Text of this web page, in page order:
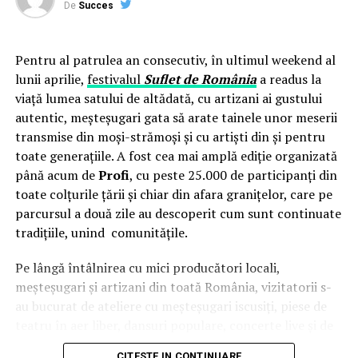
lipsește sau este insuficientă, iar soluțiile clasice de alimentare —
Centrala fotovoltaică fixă, ca alternativă, presupune un parcurs
birocratic de minimum șase luni — autorizație de construcție,
racord la rețea, aviz ANRE — și o instalare permanentă într-o
singură locație, în contradicție cu specificul șantierelor mobile
care se relochează de la un proiect la altul.
Centrala fotovoltaică mobilălivrată de UZINEX rezolvă
simultan ambele probleme: este integrată într-un container
transportabil, nu necesită autorizație de construcție și se redislocă
împreună cu echipa client la fiecare nou șantier.
Modelul livrat reprezintă varianta compactă din gama UZINEX
De Succes
Pentru al patrulea an consecutiv, în ultimul weekend al
lunii aprilie, festivalul Suflet de Româniaa readus la
viață lumea satului de altădată, cu artizani ai gustului
autentic, meșteșugari gata să arate tainele unor meserii
transmise din moși-strămoși și cu artiști din și pentru
toate generațiile. A fost cea mai amplă ediție organizată
până acum deProfi, cu peste 25.000 de participanți din
toate colțurile țării și chiar din afara granițelor, care pe
parcursul a două zile au descoperit cum sunt continuate
tradițiile, unind comunitățile.
Pe lângă întâlnirea cu mici producători locali,
meșteșugari și artizani din toată România, vizitatorii s-
au bucurat de ateliere cu meșteșugari iscusiți, piese de
o intervenție surpriză aGrupului Vocal SONG. Pe scena